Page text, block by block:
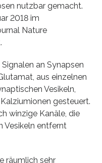
nutzbar gemacht.
2018 im
Nature
an Synapsen
aus einzelnen
Vesikeln,
gesteuert.
winzige Kanäle, die
Vesikeln entfernt
räumlich sehr